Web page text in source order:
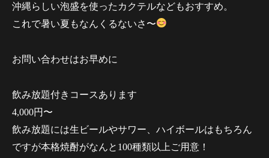
沖縄らしい泡盛を使ったカクテルなどもおすすめ。
これで暑い夏もなんくるないさ〜
お問い合わせはお早めに
飲み放題付きコースあります
4,000円〜
飲み放題には生ビールやサワー、ハイボールはもちろん
ですが本格焼酎がなんと100種類以上ご用意！